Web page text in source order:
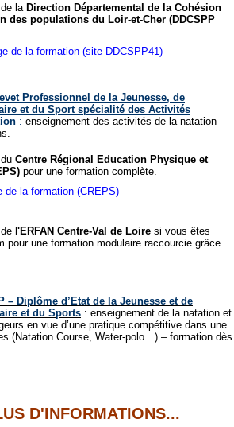
la Direction Départemental de la Cohésion
des populations du Loir-et-Cher (DDCSPP
de la formation (site DDCSPP41)
Professionnel de la Jeunesse, de
et du Sport spécialité des Activités
: enseignement des activités de la natation –
Centre Régional Education Physique et
pour une formation complète.
de la formation (CREPS)
l 'ERFAN Centre-Val de Loire si vous êtes
pour une formation modulaire raccourcie grâce
– Diplôme d’Etat de la Jeunesse et de
et du Sports : enseignement de la natation et
en vue d’une pratique compétitive dans une
(Natation Course, Water-polo…) – formation dès
D'INFORMATIONS...